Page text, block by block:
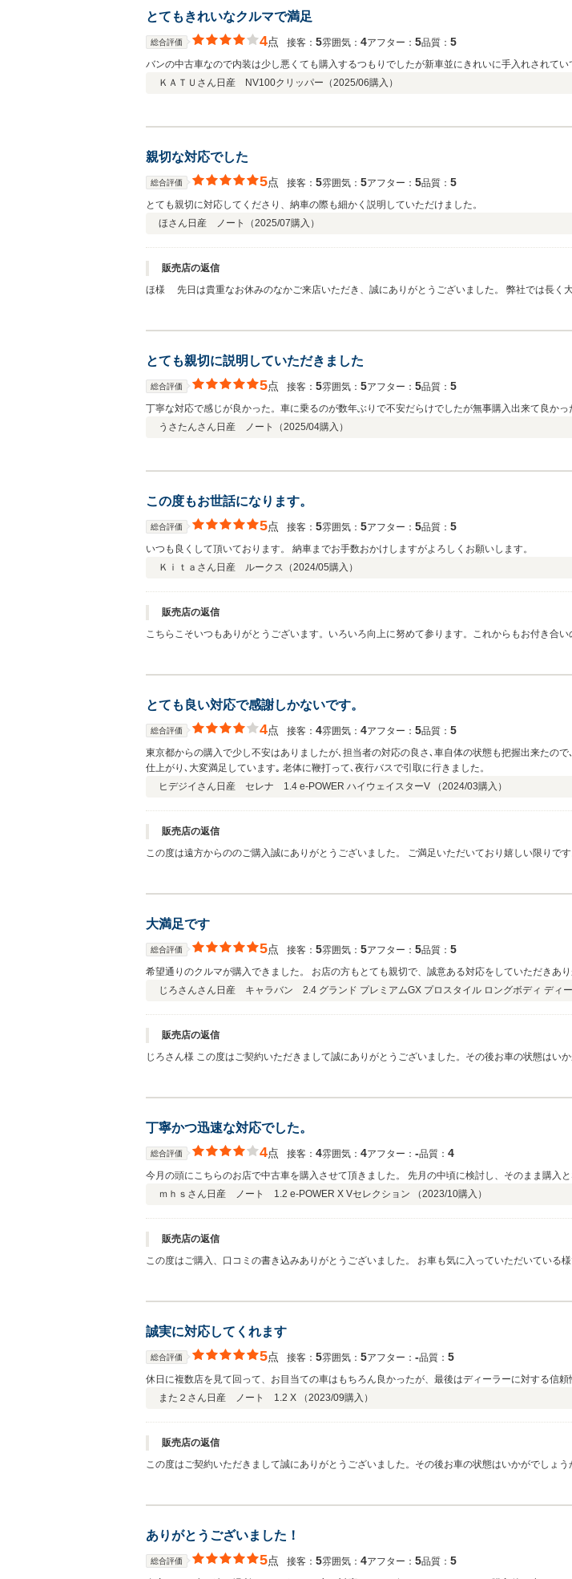
とてもきれいなクルマで満足
総合評価 4点 接客： 5雰囲気： 4アフター： 5品質： 5
バンの中古車なので内装は少し悪くても購入するつもりでしたが新車並にきれいに手入れされてい
ＫＡＴＵさん 日産 NV100クリッパー（2025/06購入）
親切な対応でした
総合評価 5点 接客： 5雰囲気： 5アフター： 5品質： 5
とても親切に対応してくださり、納車の際も細かく説明していただけました。
ほさん 日産 ノート（2025/07購入）
販売店の返信
ほ様 先日は貴重なお休みのなかご来店いただき、誠にありがとうございました。 弊社では長く
とても親切に説明していただきました
総合評価 5点 接客： 5雰囲気： 5アフター： 5品質： 5
丁寧な対応で感じが良かった。車に乗るのが数年ぶりで不安だらけでしたが無事購入出来て良か
うさたんさん 日産 ノート（2025/04購入）
この度もお世話になります。
総合評価 5点 接客： 5雰囲気： 5アフター： 5品質： 5
いつも良くして頂いております。 納車までお手数おかけしますがよろしくお願いします。
Ｋｉｔａさん 日産 ルークス（2024/05購入）
販売店の返信
こちらこそいつもありがとうございます。いろいろ向上に努めて参ります。これからもお付き合い
とても良い対応で感謝しかないです。
総合評価 4点 接客： 4雰囲気： 4アフター： 5品質： 5
東京都からの購入で少し不安はありましたが､担当者の対応の良さ､車自体の状態も把握出来たの
仕上がり､大変満足しています｡ 老体に鞭打って､夜行バスで引取に行きました。
ヒデジイさん 日産 セレナ 1.4 e-POWER ハイウェイスターV （2024/03購入）
販売店の返信
この度は遠方からののご購入誠にありがとうございました。 ご満足いただいており嬉しい限りで
大満足です
総合評価 5点 接客： 5雰囲気： 5アフター： 5品質： 5
希望通りのクルマが購入できました。 お店の方もとても親切で、誠意ある対応をしていただきあ
じろさんさん 日産 キャラバン 2.4 グランド プレミアムGX プロスタイル ロングボディ ディ
販売店の返信
じろさん様 この度はご契約いただきまして誠にありがとうございました。その後お車の状態は
丁寧かつ迅速な対応でした。
総合評価 4点 接客： 4雰囲気： 4アフター： ‐品質： 4
今月の頭にこちらのお店で中古車を購入させて頂きました。 先月の中頃に検討し、そのまま購入
ｍｈｓさん 日産 ノート 1.2 e-POWER X Vセレクション （2023/10購入）
販売店の返信
この度はご購入、口コミの書き込みありがとうございました。 お車も気に入っていただいている
誠実に対応してくれます
総合評価 5点 接客： 5雰囲気： 5アフター： ‐品質： 5
休日に複数店を見て回って、お目当ての車はもちろん良かったが、最後はディーラーに対する信頼
また２さん 日産 ノート 1.2 X （2023/09購入）
販売店の返信
この度はご契約いただきまして誠にありがとうございました。その後お車の状態はいかがでしょ
ありがとうございました！
総合評価 5点 接客： 5雰囲気： 4アフター： 5品質： 5